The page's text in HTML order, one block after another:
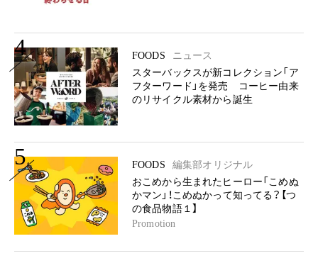
4 FOODS
ニュース
スターバックスが新コレクション「ア
フターワード」を発売 コーヒー由来
のリサイクル素材から誕生
5 FOODS
編集部オリジナル
おこめから生まれたヒーロー「こめぬ
かマン」！こめぬかって知ってる？【つ
の食品物語１】
Promotion